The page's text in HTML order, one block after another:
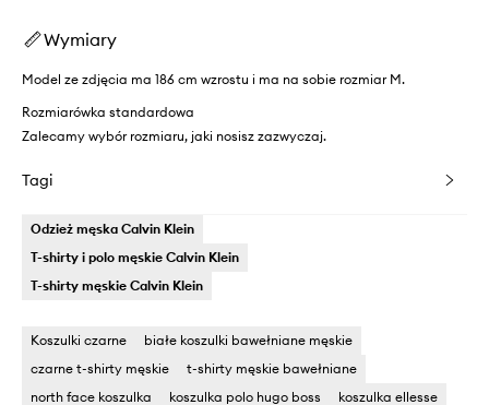
Wymiary
Model ze zdjęcia ma 186 cm wzrostu i ma na sobie rozmiar M.
Rozmiarówka standardowa
Zalecamy wybór rozmiaru, jaki nosisz zazwyczaj.
Tagi
Odzież męska Calvin Klein
T-shirty i polo męskie Calvin Klein
T-shirty męskie Calvin Klein
Koszulki czarne
białe koszulki bawełniane męskie
czarne t-shirty męskie
t-shirty męskie bawełniane
north face koszulka
koszulka polo hugo boss
koszulka ellesse